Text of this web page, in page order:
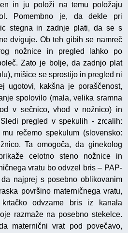
in ju položi na temu položaju
Pomembno je, da dekle pri
stegna in zadnje plati, da se s
dviguje. Ob teh gibih se namreč
nožnice in pregled lahko po
Zato je bolje, da zadnjo plat
mišice se sprostijo in pregled ni
ugotovi, kakšna je poraščenost,
spolovilo (mala, velika sramna
v sečnico, vhod v nožnico) in
pregled v spekulih - zrcalih:
rečemo spekulum (slovensko:
Ta omogoča, da ginekolog
celotno steno nožnice in
vratu bo odvzel bris – PAP-
najprej s posebno oblikovanim
površino materničnega vratu,
odvzame bris iz kanala
razmaže na posebno stekelce.
maternični vrat pod povečavo,